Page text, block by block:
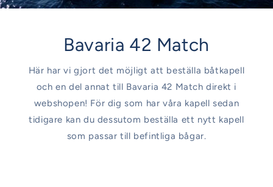
Bavaria 42 Match
Här har vi gjort det möjligt att beställa båtkapell
och en del annat till Bavaria 42 Match direkt i
webshopen! För dig som har våra kapell sedan
tidigare kan du dessutom beställa ett nytt kapell
som passar till befintliga bågar.